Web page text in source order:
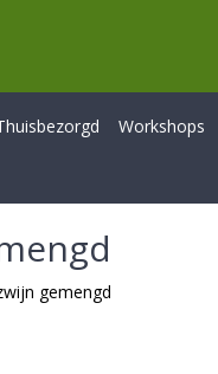
Workshops
gemengd